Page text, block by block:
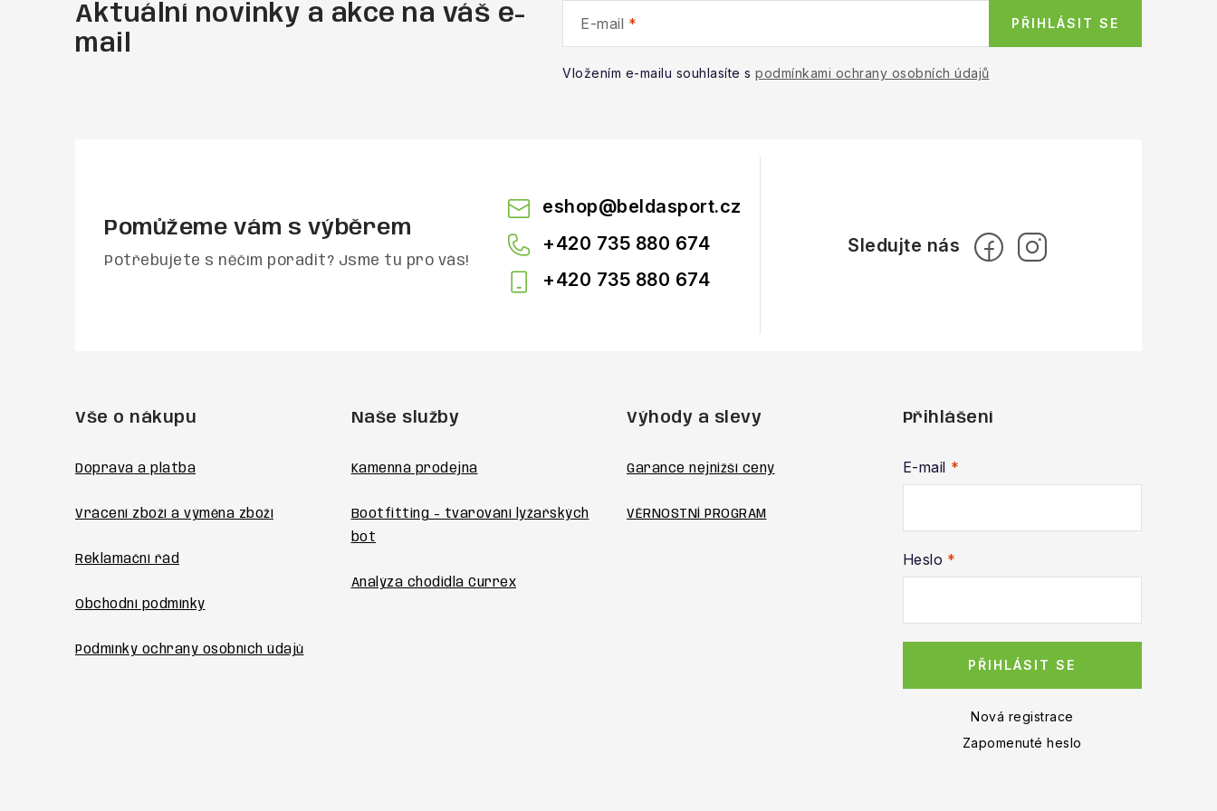
Aktuální novinky a akce na váš e-
mail
E-mail
Vložením e-mailu souhlasíte s podmínkami ochrany osobních údajů
PŘIHLÁSIT SE
Pomůžeme vám s výběrem
Potřebujete s něčím poradit? Jsme tu pro vás!
eshop@beldasport.cz
+420 735 880 674
+420 735 880 674
Vše o nákupu
Doprava a platba
Vrácení zboží a výměna zboží
Reklamační řád
Obchodní podmínky
Podmínky ochrany osobních údajů
Naše služby
Kamenná prodejna
Bootfitting - tvarování lyžařských
bot
Analýza chodidla Currex
Výhody a slevy
Garance nejnižší ceny
VĚRNOSTNÍ PROGRAM
Přihlášení
E-mail
Heslo
PŘIHLÁSIT SE
Nová registrace
Zapomenuté heslo